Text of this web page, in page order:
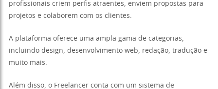
profissionais criem perfis atraentes, enviem propostas para
projetos e colaborem com os clientes.
A plataforma oferece uma ampla gama de categorias,
incluindo design, desenvolvimento web, redação, tradução e
muito mais.
Além disso, o Freelancer conta com um sistema de